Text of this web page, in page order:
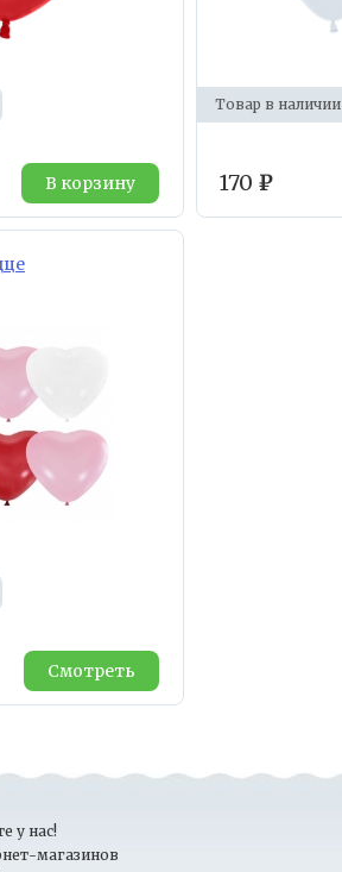
В корзину
Товар в наличии
170 ₽
Смотреть
у нас!
магазинов